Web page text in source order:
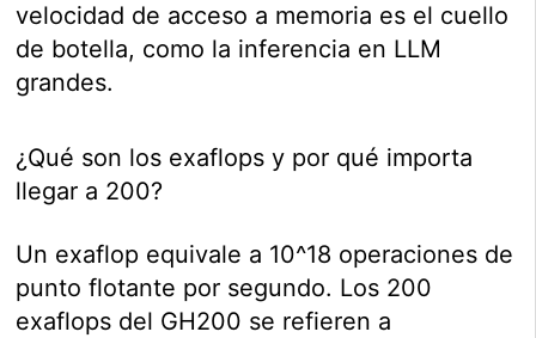
velocidad de acceso a memoria es el cuello
de botella, como la inferencia en LLM
grandes.
¿Qué son los exaflops y por qué importa
llegar a 200?
Un exaflop equivale a 10^18 operaciones de
punto flotante por segundo. Los 200
exaflops del GH200 se refieren a